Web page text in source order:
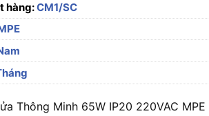
hàng:CM1/SC
Thông Minh 65W IP20 220VAC MPE